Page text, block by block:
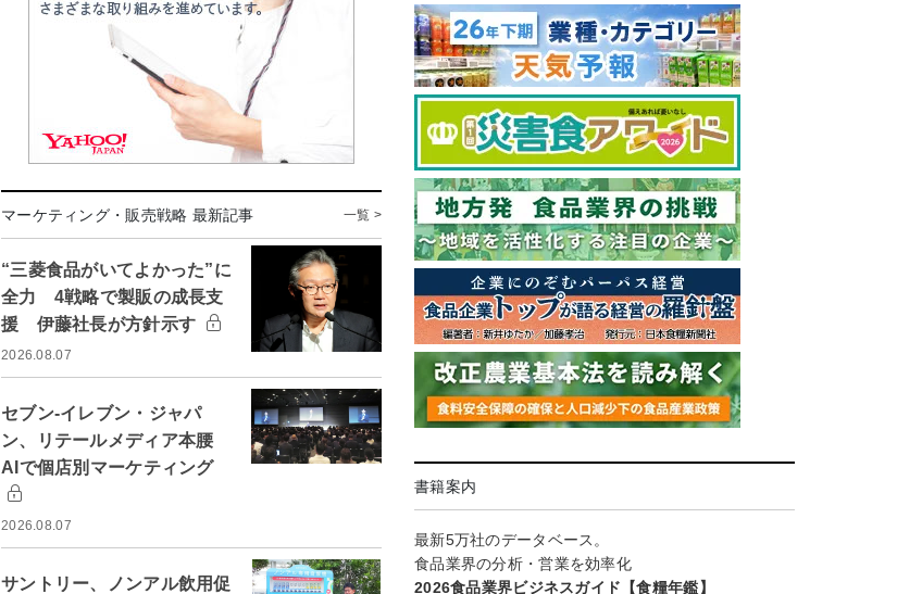
マーケティング・販売戦略 最新記事 一覧 >
“三菱食品がいてよかった”に
全力 4戦略で製販の成長支
援 伊藤社長が方針示す
2026.08.07
セブン-イレブン・ジャパ
ン、リテールメディア本腰
AIで個店別マーケティング
2026.08.07
サントリー、ノンアル飲用促
書籍案内
最新5万社のデータベース。
食品業界の分析・営業を効率化
2026食品業界ビジネスガイド【食糧年鑑】